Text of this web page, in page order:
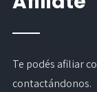
Te podés afiliar
contactándonos.